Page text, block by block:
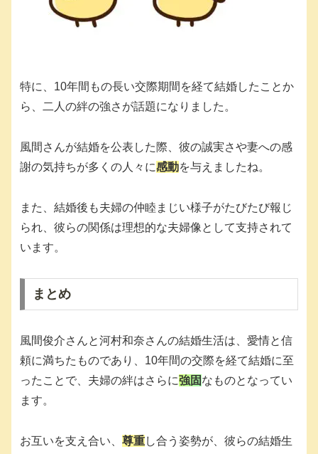
特に、10年間もの長い交際期間を経て結婚したことか
ら、二人の絆の強さが話題になりました。
風間さんが結婚を公表した際、彼の誠実さや妻への感
謝の気持ちが多くの人々に感動を与えましたね。
また、結婚後も夫婦の仲睦まじい様子がたびたび報じ
られ、彼らの関係は理想的な夫婦像として支持されて
います。
まとめ
風間俊介さんと河村和奈さんの結婚生活は、愛情と信
頼に満ちたものであり、10年間の交際を経て結婚に至
ったことで、夫婦の絆はさらに強固 なものとなってい
ます。
お互いを支え合い、 尊重し合う姿勢が、彼らの結婚生